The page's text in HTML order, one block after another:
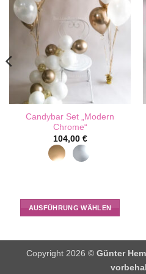
Candybar Set „Modern
Chrome“
104,00 €
AUSFÜHRUNG WÄHLEN
Copyright 2026 © Günter